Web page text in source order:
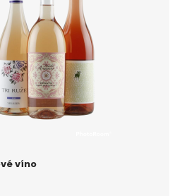
víno